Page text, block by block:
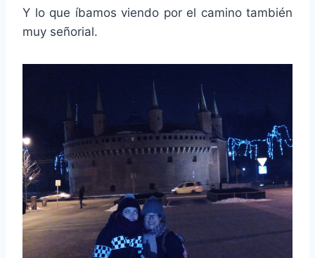
Y lo que íbamos viendo por el camino también
muy señorial.